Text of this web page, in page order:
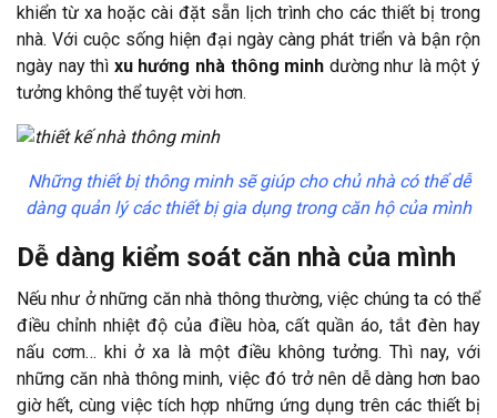
khiển từ xa hoặc cài đặt sẵn lịch trình cho các thiết bị trong
nhà. Với cuộc sống hiện đại ngày càng phát triển và bận rộn
ngày nay thì xu hướng nhà thông minh dường như là một ý
tưởng không thể tuyệt vời hơn.
Những thiết bị thông minh sẽ giúp cho chủ nhà có thể dễ
dàng quản lýcác thiết bị gia dụng trong căn hộ của mình
Dễ dàng kiểm soát căn nhà của mình
Nếu như ở những căn nhà thông thường, việc chúng ta có thể
điều chỉnh nhiệt độ của điều hòa, cất quần áo, tắt đèn hay
nấu cơm… khi ở xa là một điều không tưởng. Thì nay, với
những căn nhà thông minh, việc đó trở nên dễ dàng hơn bao
giờ hết, cùng việc tích hợp những ứng dụng trên các thiết bị